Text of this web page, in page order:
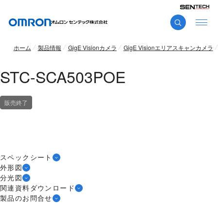
ホーム 製品情報 GigE Visionカメラ GigE Visionエリアスキャンカメラ
STC-SCA503POE
販売終了
スペックシート
外形図
分光図
関連資料ダウンロード
製品のお問合せ